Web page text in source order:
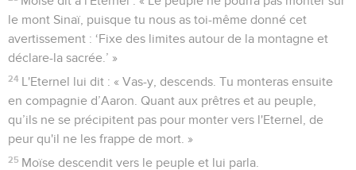
le mont Sinaï, puisque tu nous as toi-même donné cet
avertissement : ‘Fixe des limites autour de la montagne et
déclare-la sacrée.’ »
24 L'Eternel lui dit : « Vas-y, descends. Tu monteras ensuite
en compagnie d’Aaron. Quant aux prêtres et au peuple,
qu’ils ne se précipitent pas pour monter vers l'Eternel, de
peur qu'il ne les frappe de mort. »
25 Moïse descendit vers le peuple et lui parla.